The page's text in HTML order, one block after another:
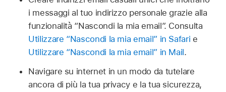
i messaggi al tuo indirizzo personale grazie alla
funzionalità “Nascondi la mia email”. Consulta
Utilizzare “Nascondi la mia email” in Safari e
Utilizzare “Nascondi la mia email” in Mail.
Navigare su internet in un modo da tutelare
ancora di più la tua privacy e la tua sicurezza,